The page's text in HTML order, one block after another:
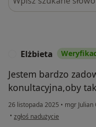
Elżbieta
Jestem bardzo
konultacyjna,oby
26 listopada 2025 • mgr Julian
• w opinii użytkownika Elżbieta
zgłoś nadużycie